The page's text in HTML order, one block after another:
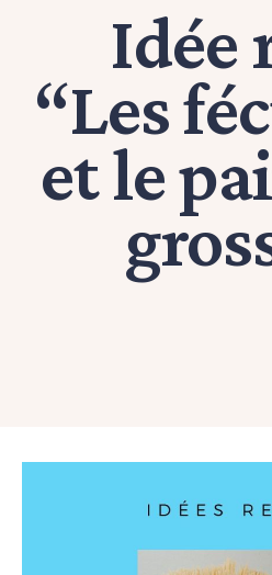
Idée
“Les
et le